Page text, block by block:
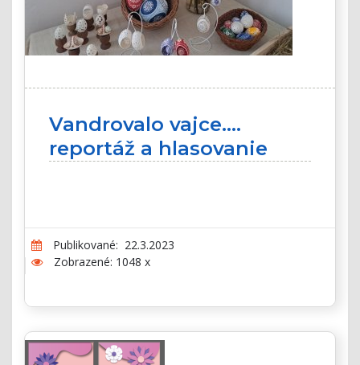
Vandrovalo vajce....
reportáž a hlasovanie
Publikované: 22.3.2023
Zobrazené: 1048 x